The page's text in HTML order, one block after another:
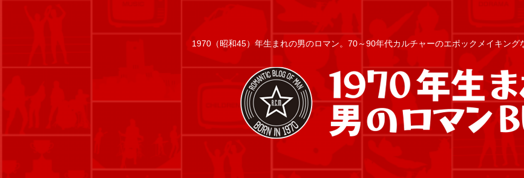
1970（昭和45）年生まれの男のロマン。70～90年代カルチャーのエポックメイキング